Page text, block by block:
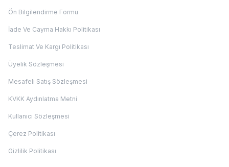
Ön Bilgilendirme Formu
İade Ve Cayma Hakkı Politikası
Teslimat Ve Kargı Politikası
Üyelik Sözleşmesi
Mesafeli Satış Sözleşmesi
KVKK Aydınlatma Metni
Kullanıcı Sözleşmesi
Çerez Politikası
Gizlilik Politikası